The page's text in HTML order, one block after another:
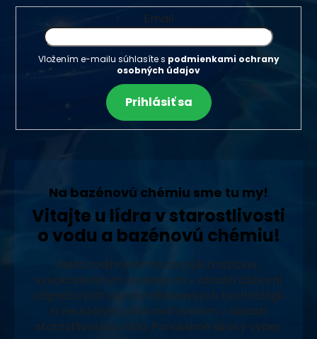
Email
Vložením e-mailu súhlasíte s podmienkami ochrany
osobných údajov
Prihlásiť sa
Na bazénovú chémiu sme tu my!
Vitajte u lídra v starostlivosti
o vodu a bazénovú chémiu!
Naša rodinná firma sa pýši tradíciou,
vysokoškolským vzdelaním v oblasti čistiarní
odpadových vôd a vodárenských technológií
a neustálym zdokonaľovaním v oblasti
starostlivosti o vodu. Ponúkame široký výber